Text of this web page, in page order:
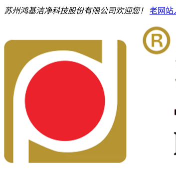
苏州鸿基洁净科技股份有限公司欢迎您！ 老网站